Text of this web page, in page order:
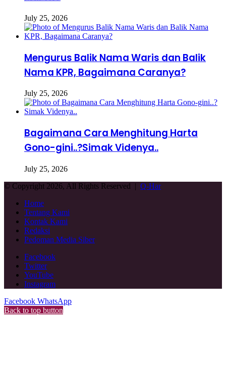
July 25, 2026
Mengurus Balik Nama Waris dan Balik
Nama KPR, Bagaimana Caranya?
July 25, 2026
Bagaimana Cara Menghitung Harta
Gono-gini..?Simak Videnya..
July 25, 2026
© Copyright 2026, All Rights Reserved | Q-Har
Home
Tentang Kami
Kontak Kami
Redaksi
Pedoman Media Siber
Facebook
Twitter
YouTube
Instagram
Facebook WhatsApp
Back to top button